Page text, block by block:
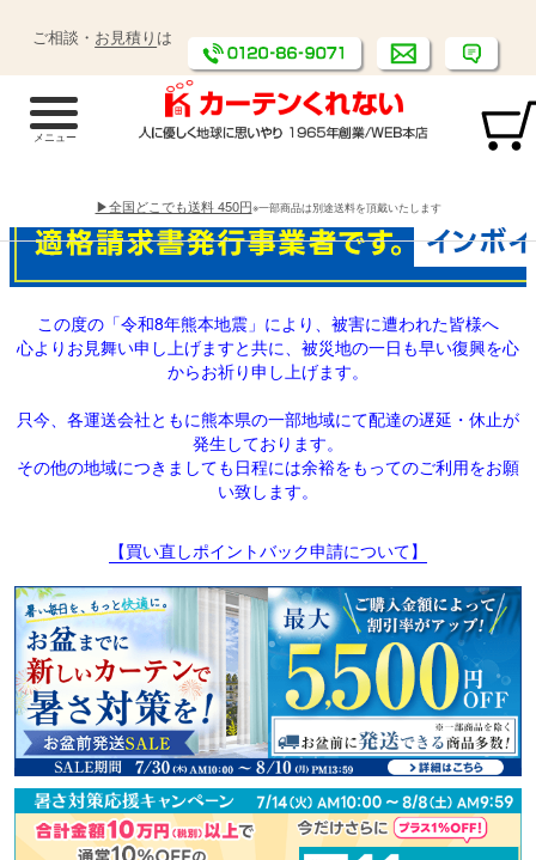
ご相談・ お見積り は
▶全国どこでも送料 450円※一部商品は別途送料を頂戴いたします
この度の「令和8年熊本地震」により、被害に遭われた皆様へ
心よりお見舞い申し上げますと共に、被災地の一日も早い復興を心
からお祈り申し上げます。
只今、各運送会社ともに熊本県の一部地域にて配達の遅延・休止が
発生しております。
その他の地域につきましても日程には余裕をもってのご利用をお願
い致します。
【買い直しポイントバック申請について】